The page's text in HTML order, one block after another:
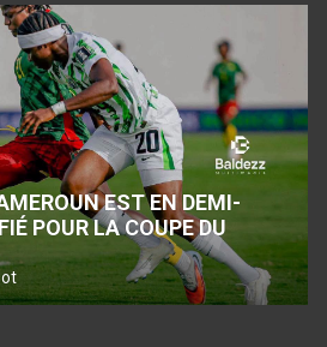
EST EN DEMI-
POUR LA COUPE DU